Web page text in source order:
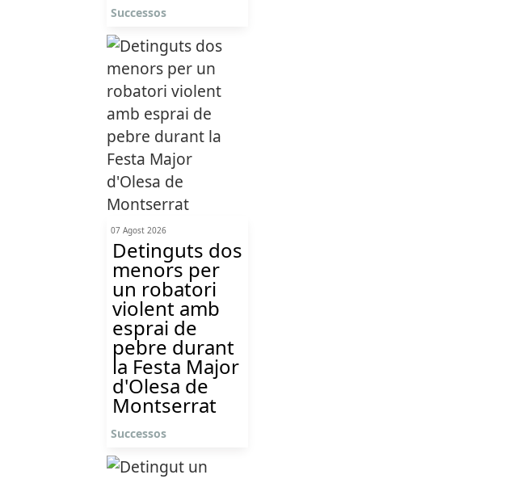
Successos
07 Agost 2026
Detinguts dos
menors per
un robatori
violent amb
esprai de
pebre durant
la Festa Major
d'Olesa de
Montserrat
Successos